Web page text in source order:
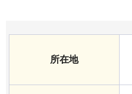
所在地